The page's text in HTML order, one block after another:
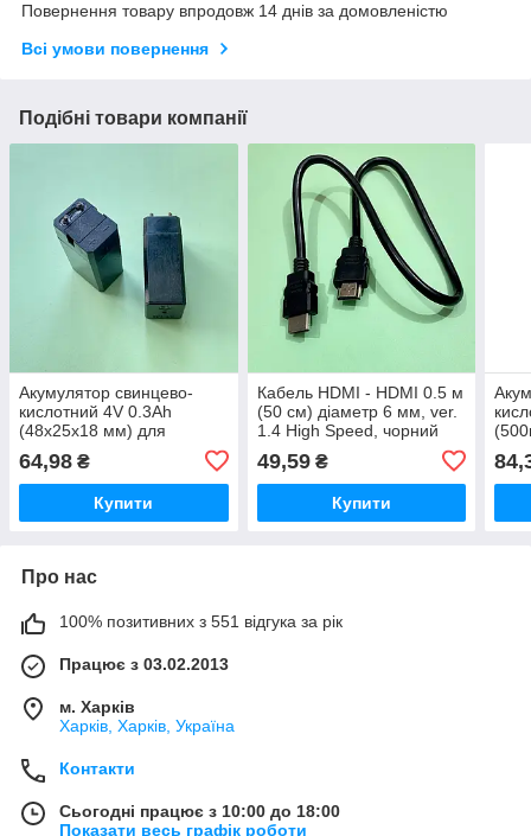
Повернення товару впродовж 14 днів за домовленістю
Всі умови повернення
Подібні товари компанії
Акумулятор свинцево-
кислотний 4V 0.3Ah
(48х25х18 мм) для
електроніки
64,98 ₴
Купити
Кабель HDMI - HDMI 0.5 м
(50 см) діаметр 6 мм, ver.
1.4 High Speed, чорний
49,59₴
Купити
Про нас
100% позитивних з 551 відгука за рік
Працює з 03.02.2013
м. Харків
Харків, Харків, Україна
Контакти
Сьогодні працює з 10:00 до 18:00
Показати весь графік роботи